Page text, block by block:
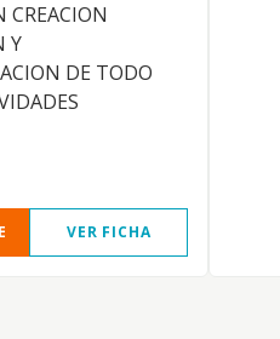
CREACION
Y
DE TODO
VER FICHA